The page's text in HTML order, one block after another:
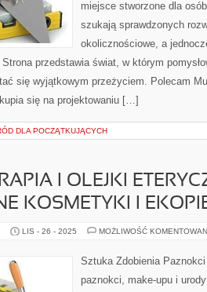
miejsce stworzone dla
szukają sprawdzonych
okolicznościowe, a
przedstawia świat, w którym
się wyjątkowym przeżyciem. Polecam
się na projektowaniu […]
DLA POCZĄTKUJĄCYCH
I OLEJKI
KOSMETYKI I
LIS - 26 - 2025 MOŻLIWOŚĆ
Sztuka Zdobienia
paznokci, make-upu i